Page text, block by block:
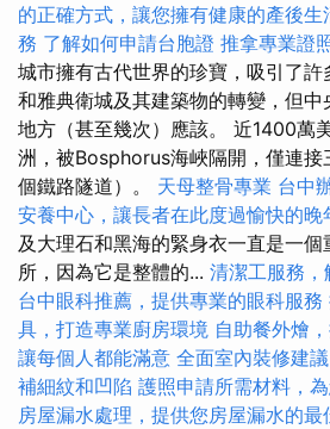
的正確方式，讓您擁有健康的產後生
務 了解如何申請台胞證 推拿專業證
城市擁有古代世界的珍寶，吸引了
和雅典衛城及其建築物的轉變，但
地方（甚至幾次）應該。 近1400萬
洲，被Bosphorus海峽隔開，僅連接
個鐵路隧道）。 天母整骨專業 台中
安養中心，讓長者在此度過愉快的晚
及大理石和黑海的緊身衣一直是一
所，因為它是整體的... 清潔工服務
台中眼科推薦，提供專業的眼科服務
具，打造專業廚房環境 自助餐外燴
讓每個人都能滿意 全面室內裝修建議
補細紋和凹陷 護照申請所需材料，
房屋漏水處理，提供您房屋漏水的最